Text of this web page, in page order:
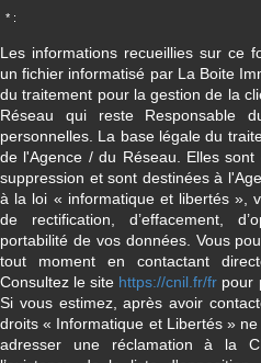
* :
Les informations recueillies sur ce
un fichier informatisé par La Boite
du traitement pour la gestion de la
Réseau qui reste Responsable
personnelles. La base légale du
de l'Agence / du Réseau. Elles
suppression et sont destinées à
à la loi « informatique et libertés »,
de rectification, d’effacement,
portabilité de vos données. Vous
tout moment en contactant
Consultez le site https://cnil.fr/fr pour
Si vous estimez, après avoir
droits « Informatique et Libertés »
adresser une réclamation à la